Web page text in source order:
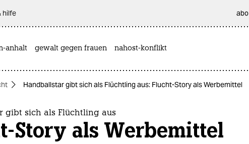
hilfe abo
anhalt gewalt gegen frauen nahost-konflikt
Handballstar gibt sich als Flüchtling aus: Flucht-Story als Werbemittel
gibt sich als Flüchtling aus
Story als Werbemittel